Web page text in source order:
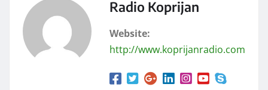
Radio Koprijan
Website:
http://www.koprijanradio.com